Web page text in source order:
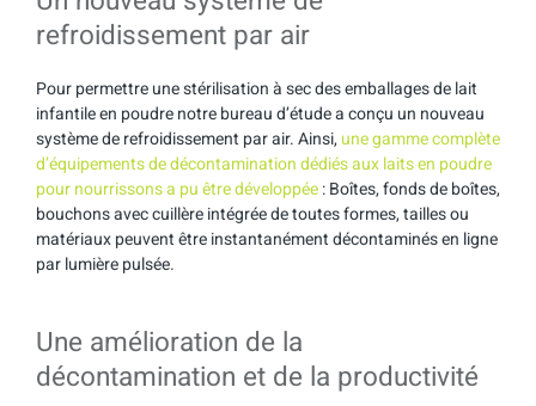
refroidissement par air
Pour permettre une stérilisation à sec des emballages de lait
infantile en poudre notre bureau d’étude a conçu un nouveau
système de refroidissement par air. Ainsi, une gamme complète
d’équipements de décontamination dédiés aux laits en poudre
pour nourrissons a pu être développée: Boîtes, fonds de boîtes,
bouchons avec cuillère intégrée de toutes formes, tailles ou
matériaux peuvent être instantanément décontaminés en ligne
par lumière pulsée.
Une amélioration de la
décontamination et de la productivité